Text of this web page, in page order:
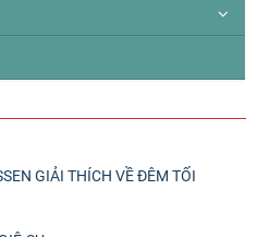
GIẢI THÍCH VỀ ĐÊM TỐI